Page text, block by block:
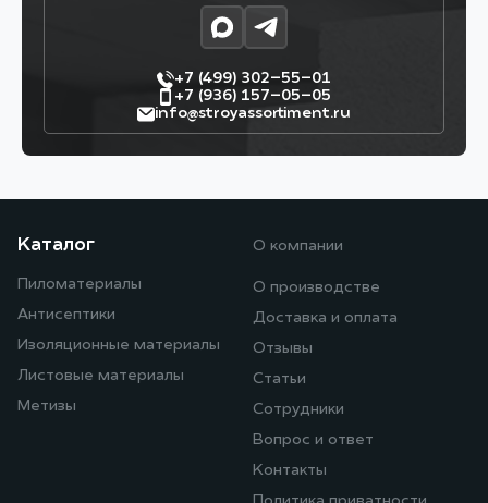
+7 (499) 302–55–01
+7 (936) 157–05–05
info@stroyassortiment.ru
Каталог
Пиломатериалы
Антисептики
Изоляционные материалы
Листовые материалы
Метизы
О компании
О производстве
Доставка и оплата
Отзывы
Статьи
Сотрудники
Вопрос и ответ
Контакты